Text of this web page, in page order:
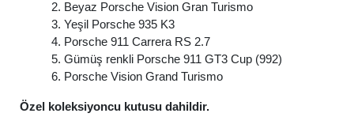
2. Beyaz Porsche Vision Gran Turismo
3. Yeşil Porsche 935 K3
4. Porsche 911 Carrera RS 2.7
5. Gümüş renkli Porsche 911 GT3 Cup (992)
6. Porsche Vision Grand Turismo
Özel koleksiyoncu kutusu dahildir.